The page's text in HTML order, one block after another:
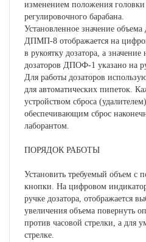
изменением положения
регулировочного барабана.
Установленное значение
ДПМП-8 отображается на
в рукоятку дозатора, а
дозаторов ДПОФ-1 указано на
Для работы дозаторов
для автоматических пипеток.
устройством сброса
обеспечивающим сброс
лаборантом.
ПОРЯДОК РАБОТЫ
Установить требуемый объем с
кнопки. На цифровом
ручке дозатора, отображается
увеличения объема повернуть
против часовой стрелки, а для
стрелке.